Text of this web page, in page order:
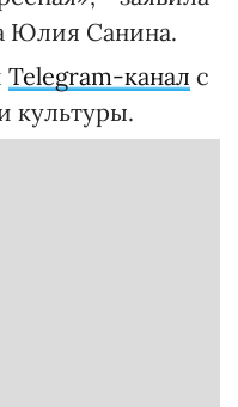
Юлия Санина.
Telegram-канал с
культуры.